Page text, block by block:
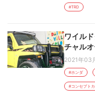
#TRD
ワイル
チャル
2021年03
#ホンダ
#コンセプト